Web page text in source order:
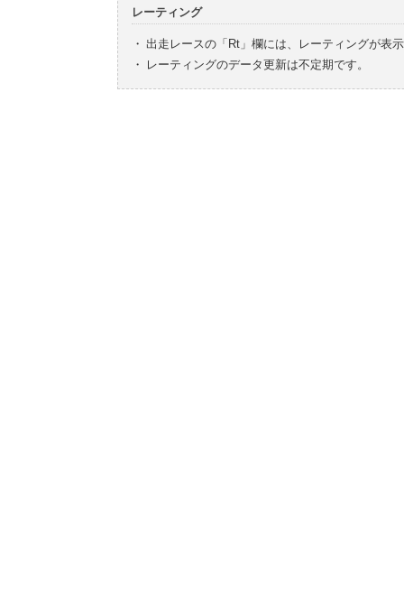
レーティング
・ 出走レースの「Rt」欄には、レーティングが表
・
レーティングのデータ更新は不定期です。